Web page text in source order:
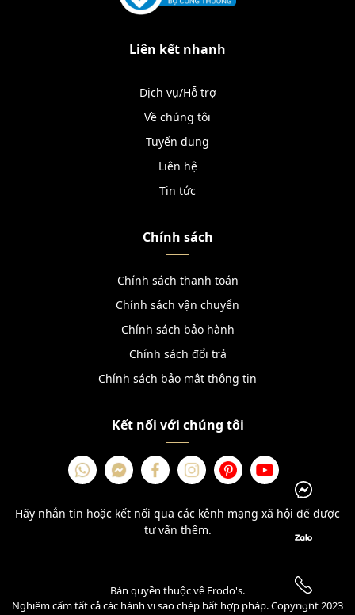
Liên kết nhanh
Dịch vụ/Hỗ trợ
Về chúng tôi
Tuyển dụng
Liên hệ
Tin tức
Chính sách
Chính sách thanh toán
Chính sách vận chuyển
Chính sách bảo hành
Chính sách đổi trả
Chính sách bảo mật thông tin
Kết nối với chúng tôi
Hãy nhắn tin hoặc kết nối qua các kênh mạng xã hội để được
tư vấn thêm.
Bản quyền thuộc về Frodo's.
Nghiêm cấm tất cả các hành vi sao chép bất hợp pháp. Copyright 2023